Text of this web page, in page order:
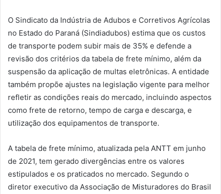
O Sindicato da Indústria de Adubos e Corretivos Agrícolas
no Estado do Paraná (Sindiadubos) estima que os custos
de transporte podem subir mais de 35% e defende a
revisão dos critérios da tabela de frete mínimo, além da
suspensão da aplicação de multas eletrônicas. A entidade
também propõe ajustes na legislação vigente para melhor
refletir as condições reais do mercado, incluindo aspectos
como frete de retorno, tempo de carga e descarga, e
utilização dos equipamentos de transporte.
A tabela de frete mínimo, atualizada pela ANTT em junho
de 2021, tem gerado divergências entre os valores
estipulados e os praticados no mercado. Segundo o
diretor executivo da Associação de Misturadores do Brasil